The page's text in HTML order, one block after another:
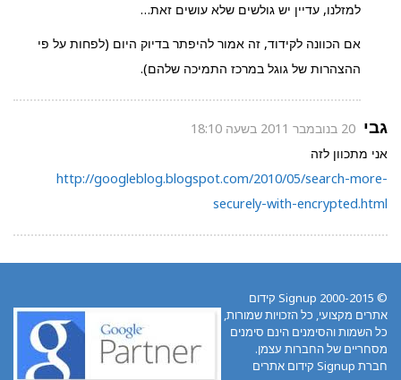
למזלנו, עדיין יש גולשים שלא עושים זאת…
אם הכוונה לקידוד, זה אמור להיפתר בדיוק היום (לפחות על פי
ההצהרות של גוגל במרכז התמיכה שלהם).
גבי 20 בנובמבר 2011 בשעה 18:10
אני מתכוון לזה
http://googleblog.blogspot.com/2010/05/search-more-
securely-with-encrypted.html
© 2000-2015 Signup קידום
אתרים מקצועי, כל הזכויות שמורות,
כל השמות והסימנים הינם סימנים
מסחריים של החברות עצמן.
חברת Signup קידום אתרים